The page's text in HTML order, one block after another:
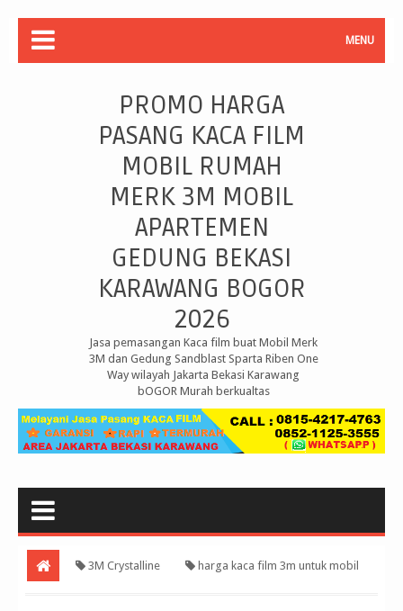
MENU
PROMO HARGA
PASANG KACA FILM
MOBIL RUMAH
MERK 3M MOBIL
APARTEMEN
GEDUNG BEKASI
KARAWANG BOGOR
2026
Jasa pemasangan Kaca film buat Mobil Merk
3M dan Gedung Sandblast Sparta Riben One
Way wilayah Jakarta Bekasi Karawang
bOGOR Murah berkualtas
3M Crystalline harga kaca film 3m untuk mobil